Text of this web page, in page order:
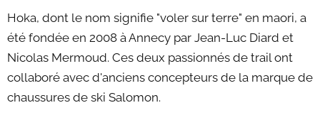
Hoka, dont le nom signifie "voler sur terre" en maori, a
été fondée en 2008 à Annecy par Jean-Luc Diard et
Nicolas Mermoud. Ces deux passionnés de trail ont
collaboré avec d'anciens concepteurs de la marque de
chaussures de ski Salomon.